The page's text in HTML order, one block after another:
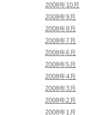
2008年10月
2008年9月
2008年8月
2008年7月
2008年6月
2008年5月
2008年4月
2008年3月
2008年2月
2008年1月